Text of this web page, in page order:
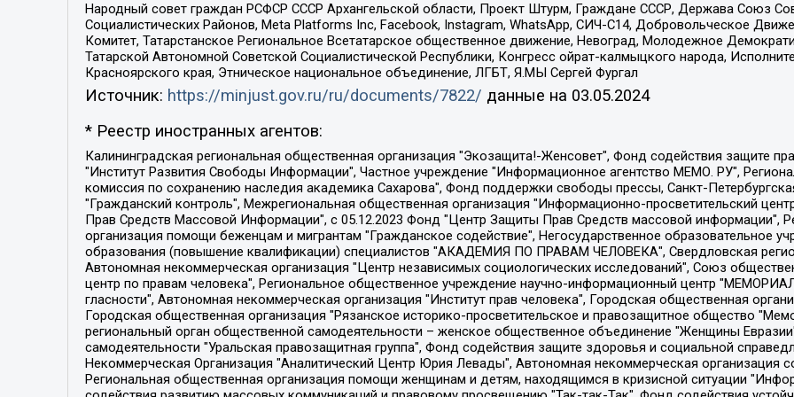
Народный совет граждан РСФСР СССР Архангельской области, Проект Штурм, Граждане СССР, Держава Союз
Социалистических Районов, Meta Platforms Inc, Facebook, Instagram, WhatsApp, СИЧ-С14, Добровольческое
Комитет, Татарстанское Региональное Всетатарское общественное движение, Невоград, Молодежное
Татарской Автономной Советской Социалистической Республики, Конгресс ойрат-калмыцкого народа,
Красноярского края, Этническое национальное объединение, ЛГБТ, Я.МЫ Сергей Фургал
Источник: https://minjust.gov.ru/ru/documents/7822/ данные на 03.05.2024
* Реестр иностранных агентов:
Калининградская региональная общественная организация "Экозащита!-Женсовет", Фонд содействия защите прав и свобод граждан "Общественный вердикт", Фонд "Институт Развития Свободы Информации", Частное учреждение "Информационное агентство МЕМО. РУ", Региональная общественная организация "Общественная комиссия по сохранению наследия академика Сахарова", Фонд поддержки свободы прессы, Санкт-Петербургская общественная правозащитная организация "Гражданский контроль", Межрегиональная общественная организация "Информационно-просветительский центр "Мемориал", Региональный Фонд "Центр Защиты Прав Средств Массовой Информации", с 05.12.2023 Фонд "Центр Защиты Прав Средств массовой информации", Региональная общественная благотворительная организация помощи беженцам и мигрантам "Гражданское содействие", Негосударственное образовательное учреждение дополнительного профессионального образования (повышение квалификации) специалистов "АКАДЕМИЯ ПО ПРАВАМ ЧЕЛОВЕКА", Свердловская региональная общественная организация "Сутяжник", Автономная некоммерческая организация "Центр независимых социологических исследований", Союз общественных объединений "Российский исследовательский центр по правам человека", Региональное общественное учреждение научно-информационный центр "МЕМОРИАЛ", Некоммерческая организация "Фонд защиты гласности", Автономная некоммерческая организация "Институт прав человека", Городская общественная организация "Екатеринбургское общество "МЕМОРИАЛ", Городская общественная организация "Рязанское историко-просветительское и правозащитное общество "Мемориал" (Рязанский Мемориал), Челябинский региональный орган общественной самодеятельности – женское общественное объединение "Женщины Евразии", Челябинский региональный орган общественной самодеятельности "Уральская правозащитная группа", Фонд содействия защите здоровья и социальной справедливости имени Андрея Рылькова, Автономная Некоммерческая Организация "Аналитический Центр Юрия Левады", Автономная некоммерческая организация социальной поддержки населения "Проект Апрель", Региональная общественная организация помощи женщинам и детям, находящимся в кризисной ситуации "Информационно-методический центр "Анна", Фонд содействия развитию массовых коммуникаций и правовому просвещению "Так-так-Так", Фонд содействия устойчивому развитию "Серебряная тайга", Свердловский региональный общественный фонд социальных проектов "Новое время", "Idel.Реалии", Кавказ.Реалии, Крым.Реалии, Телеканал Настоящее Время, Татаро-башкирская служба Радио Свобода (Azatliq Radiosi), Радио Свободная Европа/Радио Свобода (PCE/PC), "Сибирь.Реалии", "Фактограф", Благотворительный фонд помощи осужденным и их семьям, Автономная некоммерческая организация "Институт глобализации и социальных движений", Фонд "В защиту прав заключенных", Частное учреждение "Центр поддержки и содействия развитию средств массовой информации", Пензенский региональный общественный благотворительный фонд "Гражданский союз", "Север.Реалии", Некоммерческая организация Фонд "Правовая инициатива", Общество с ограниченной ответственностью "Радио Свободная Европа/Радио Свобода", Чешское информационное агентство "MEDIUM-ORIENT", Красноярская региональная общественная организация "Мы против СПИДа", Камалягин Денис Николаевич, Маркелов Сергей Евгеньевич, Пономарев Лев Александрович, Савицкая Людмила Алексеевна, Автономная некоммерческая организация "Центр по работе с проблемой насилия "НАСИЛИЮ.НЕТ", Межрегиональный профессиональный союз работников здравоохранения "Альянс врачей", Юридическое лицо, зарегистрированное в Латвийской Республике, SIA "Medusa Project" (регистрационный номер 40103797863, дата регистрации 10.06.2014), Некоммерческая организация "Фонд по борьбе с коррупцией", Автономная некоммерческая организация "Институт права и публичной политики", Баданин Роман Сергеевич, Гликин Максим Александрович, Железнова Мария Михайловна, Лукьянова Юлия Сергеевна, Маетная Елизавета Витальевна, Маняхин Петр Борисович, Чуракова Ольга Владимировна, Ярош Юлия Петровна, Юридическое лицо "The Insider SIA", зарегистрированное в Риге, Латвийская Республика (дата регистрации 26.06.2015), являющееся администратором доменного имени интернет-издания "The Insider SIA", https://theins.ru, Постернак Алексей Евгеньевич, Рубин Михаил Аркадьевич, Анин Роман Александрович, Юридическое лицо Istories fonds, зарегистрированное в Латвийской Республике (регистрационный номер 50008295751, дата регистрации 24.02.2020), Великовский Дмитрий Александрович, Долинина Ирина Николаевна, Мароховская Алеся Алексеевна, Шлейнов Роман Юрьевич, Шмагун Олеся Валентиновна, Общество с ограниченной ответственностью "Альтаир 2021", Общество с ограниченной ответственностью "Вега 2021", Общество с ограниченной ответственностью "Главный редактор 2021", Общество с ограниченной ответственностью "Ромашки монолит", Важенков Артем Валерьевич, Ивановская областная общественная организация "Центр гендерных исследований", Гурман Юрий Альбертович, Медиапроект "ОВД-Инфо", Егоров Владимир Владимирович, Жилинский Владимир Александрович, Общество с ограниченной ответственностью "ЗП", Иванова София Юрьевна, Карезина Инна Павловна, Кильтау Екатерина Викторовна, Петров Алексей Викторович, Пискунов Сергей Евгеньевич, Смирнов Сергей Сергеевич, Тихонов Михаил Сергеевич, Общество с ограниченной ответственностью "ЖУРНАЛИСТ-ИНОСТРАННЫЙ АГЕНТ", Арапова Галина Юрьевна, Вольтская Татьяна Анатольевна, Американская компания "Mason G.E.S. Anonymous Foundation" (США), являющаяся владельцем интернет-издания https://mnews.world/, Компания "Stichting Bellingcat", зарегистрированная в Нидерландах (дата регистрации 11.07.2018), Захаров Андрей Вячеславович, Клепиковская Екатерина Дмитриевна, Общество с ограниченной ответственностью "МЕМО", Перл Роман Александрович, Симонов Евгений Алексеевич, Соловьева Елена Анатольевна, Сотников Даниил Владимирович, Сурначева Елизавета Дмитриевна, Автономная некоммерческая организация по защите прав человека и информированию населения "Якутия – Наше Мнение", Общество с ограниченной ответственностью "Москоу диджитал медиа", с 26.01.2023 Общество с ограниченной ответственностью "Чайка Белые сады", Ветошкина Валерия Валерьевна, Заговора Максим Александрович, Межрегиональное общественное движение "Российская ЛГБТ - сеть", Оленичев Максим Владимирович, Павлов Иван Юрьевич, Скворцова Елена Сергеевна, Общество с ограниченной ответственностью "Как бы инагент", Кочетков Игорь Викторович, Общество с ограниченной ответственностью "Честные выборы", Еланчик Олег Александрович, Общество с ограниченной ответственностью "Нобелевский призыв", Гималова Регина Эмилевна, Григорьев Андрей Валерьевич, Григорьева Алина Александровна, Ассоциация по содействию защите прав призывников, альтернативнослужащих и военнослужащих "Правозащитная группа